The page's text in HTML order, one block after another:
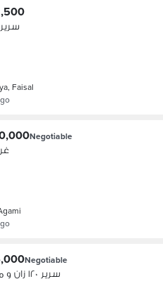
سرير
Faisal
Negotiable
Negotiable
سرير ١٢٠ زان و مرتبه ١٢٠